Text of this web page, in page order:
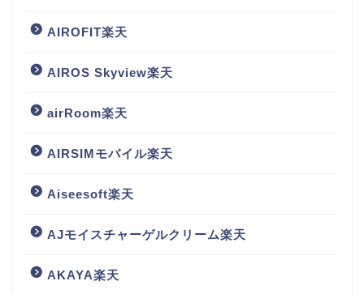
AIROFIT楽天
AIROS Skyview楽天
airRoom楽天
AIRSIMモバイル楽天
Aiseesoft楽天
AJモイスチャーゲルクリーム楽天
AKAYA楽天